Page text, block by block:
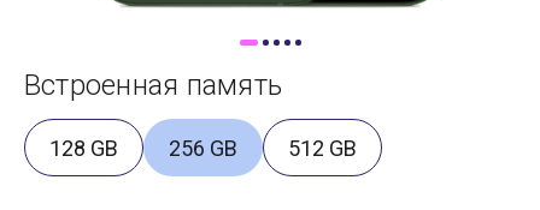
Встроенная память
128 GB 256 GB 512 GB